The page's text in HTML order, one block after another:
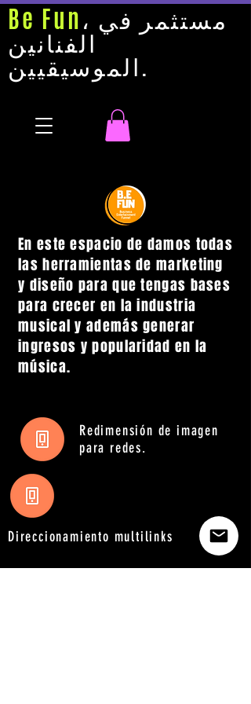
Be Fun، مستثمر في
الفنانين
الموسيقيين.
En este espacio de damos todas
las herramientas de marketing
y diseño para que tengas bases
para crecer en la industria
musical y además generar
ingresos y popularidad en la
música.
Redimensión de imagen
para redes.
Direccionamiento multilinks